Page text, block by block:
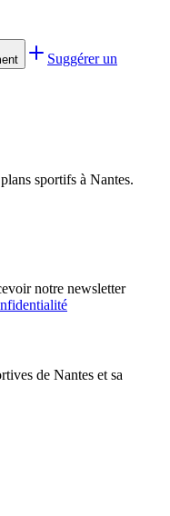
Suggérer un
sportifs à Nantes.
notre newsletter
de Nantes et sa